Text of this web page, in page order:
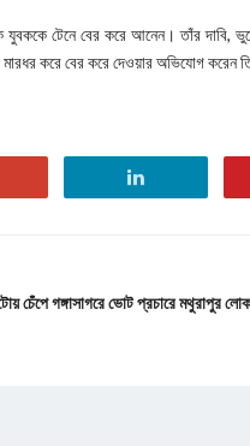
টেনে বের করে আনেন। তাঁর দাবি,
করে বের করে দেওয়ার অভিযোগ করেন
চেঁপে গঙ্গাসাগরে ভোট প্রচারে মথুরাপুর